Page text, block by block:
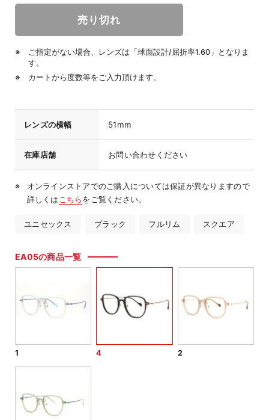
ご指定がない場合、レンズは「球面設計/屈折率1.60」となりま
す。
カートから度数等をご入力頂けます。
レンズの横幅 51mm
在庫店舗 お問い合わせください
オンラインストアでのご購入については保証が異なりますので
詳しくは こちらをご覧ください。
ユニセックス ブラック フルリム スクエア
EA05の商品一覧
1 4 2